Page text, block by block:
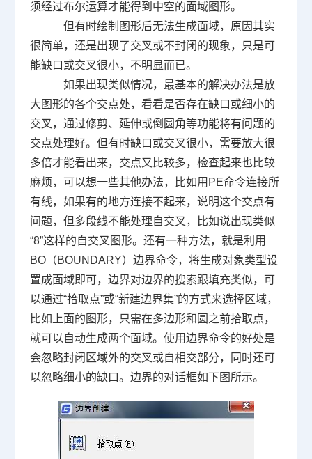
须经过布尔运算才能得到中空的面域图形。
但有时绘制图形后无法生成面域，原因其实
很简单，还是出现了交叉或不封闭的现象，只是可
能缺口或交叉很小，不明显而已。
如果出现类似情况，最基本的解决办法是放
大图形的各个交点处，看看是否存在缺口或细小的
交叉，通过修剪、延伸或倒圆角等功能将有问题的
交点处理好。但有时缺口或交叉很小，需要放大很
多倍才能看出来，交点又比较多，检查起来也比较
麻烦，可以想一些其他办法，比如用 PE命令连接所
有线，如果有的地方连接不起来，说明这个交点有
问题，但多段线不能处理自交叉，比如说出现类似
“8”这样的自交叉图形。还有一种方法，就是利用
BO（ BOUNDARY）边界命令，将生成对象类型设
置成面域即可，边界对边界的搜索跟填充类似，可
以通过“拾取点”或“新建边界集”的方式来选择区域，
比如上面的图形，只需在多边形和圆之前拾取点，
就可以自动生成两个面域。使用边界命令的好处是
会忽略封闭区域外的交叉或自相交部分，同时还可
以忽略细小的缺口。边界的对话框如下图所示。